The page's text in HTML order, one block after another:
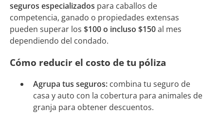
seguros especializados para caballos de
competencia, ganado o propiedades extensas
pueden superar los $100 o incluso $150al mes
dependiendo del condado.
Cómo reducir el costo de tu póliza
Agrupa tus seguros: combina tu seguro de
casa y auto con la cobertura para animales de
granja para obtener descuentos.